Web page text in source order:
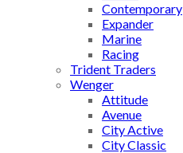
Contemporary
Expander
Marine
Racing
Trident Traders
Wenger
Attitude
Avenue
City Active
City Classic